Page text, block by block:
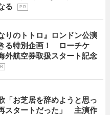
る
P R
りのトトロ』ロンドン公演
る特別企画！ ローチケ
外航空券取扱スタート記念
「お芝居を辞めようと思っ
スタートだった」 主演作